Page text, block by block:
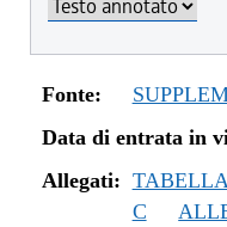
dal 07/03/2023 al
dal 01/01/2023 al
dal 23/06/2022 al
Fonte:
Data di entrata in
Allegati:
C